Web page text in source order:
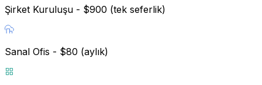
Şirket Kuruluşu - $900 (tek seferlik)
Sanal Ofis - $80 (aylık)